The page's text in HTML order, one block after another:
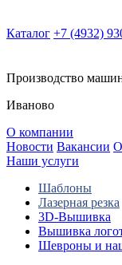
Каталог +7 (4932)
Производство
Иваново
О компании
Новости Вакансии
Наши услуги
Шаблоны
Лазерная резка
3D-Вышивка
Вышивка
Шевроны и